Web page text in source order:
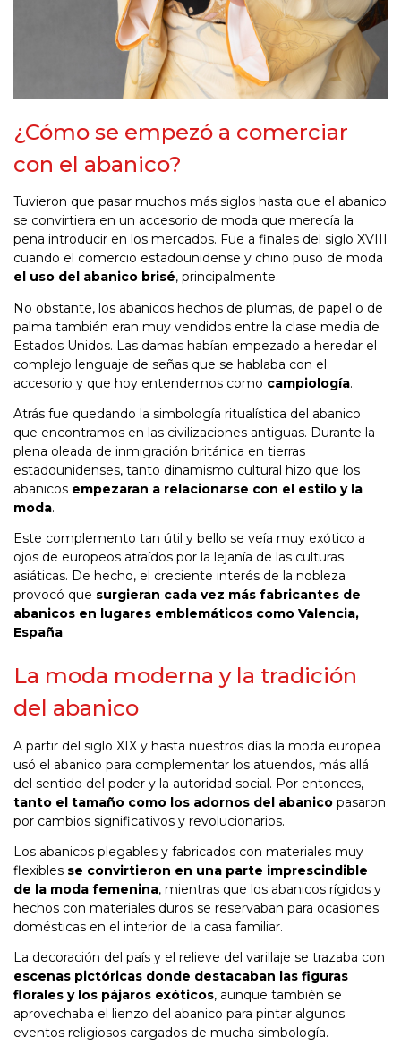
¿Cómo se empezó a comerciar
con el abanico?
Tuvieron que pasar muchos más siglos hasta que el abanico
se convirtiera en un accesorio de moda que merecía la
pena introducir en los mercados. Fue a finales del siglo XVIII
cuando el comercio estadounidense y chino puso de moda
el uso del abanico brisé, principalmente.
No obstante, los abanicos hechos de plumas, de papel o de
palma también eran muy vendidos entre la clase media de
Estados Unidos. Las damas habían empezado a heredar el
complejo lenguaje de señas que se hablaba con el
accesorio y que hoy entendemos como campiología.
Atrás fue quedando la simbología ritualística del abanico
que encontramos en las civilizaciones antiguas. Durante la
plena oleada de inmigración británica en tierras
estadounidenses, tanto dinamismo cultural hizo que los
abanicos empezaran a relacionarse con el estilo y la
moda.
Este complemento tan útil y bello se veía muy exótico a
ojos de europeos atraídos por la lejanía de las culturas
asiáticas. De hecho, el creciente interés de la nobleza
provocó que surgieran cada vez más fabricantes de
abanicos en lugares emblemáticos como Valencia,
España.
La moda moderna y la tradición
del abanico
A partir del siglo XIX y hasta nuestros días la moda europea
usó el abanico para complementar los atuendos, más allá
del sentido del poder y la autoridad social. Por entonces,
tanto el tamaño como los adornos del abanico pasaron
por cambios significativos y revolucionarios.
Los abanicos plegables y fabricados con materiales muy
flexibles se convirtieron en una parte imprescindible
de la moda femenina, mientras que los abanicos rígidos y
hechos con materiales duros se reservaban para ocasiones
domésticas en el interior de la casa familiar.
La decoración del país y el relieve del varillaje se trazaba con
escenas pictóricas donde destacaban las figuras
florales y los pájaros exóticos, aunque también se
aprovechaba el lienzo del abanico para pintar algunos
eventos religiosos cargados de mucha simbología.